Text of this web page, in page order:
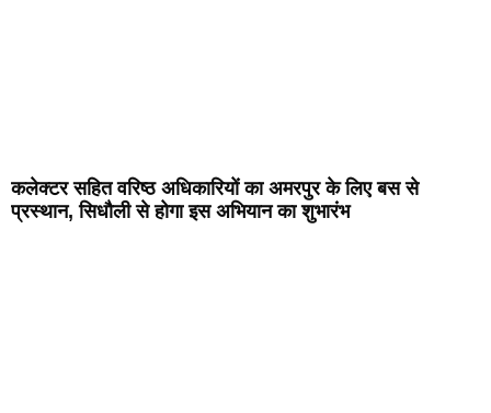
कलेक्टर सहित वरिष्ठ अधिकारियों का अमरपुर के लिए बस से
प्रस्थान, सिधौली से होगा इस अभियान का शुभारंभ